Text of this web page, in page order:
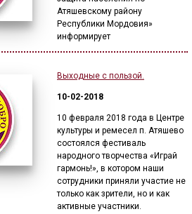
Атяшевскому району
Республики Мордовия»
информирует
Выходные с пользой.
10-02-2018
10 февраля 2018 года в Центре
культуры и ремесел п. Атяшево
состоялся фестиваль
народного творчества «Играй
гармонь!», в котором наши
сотрудники приняли участие не
только как зрители, но и как
активные участники.